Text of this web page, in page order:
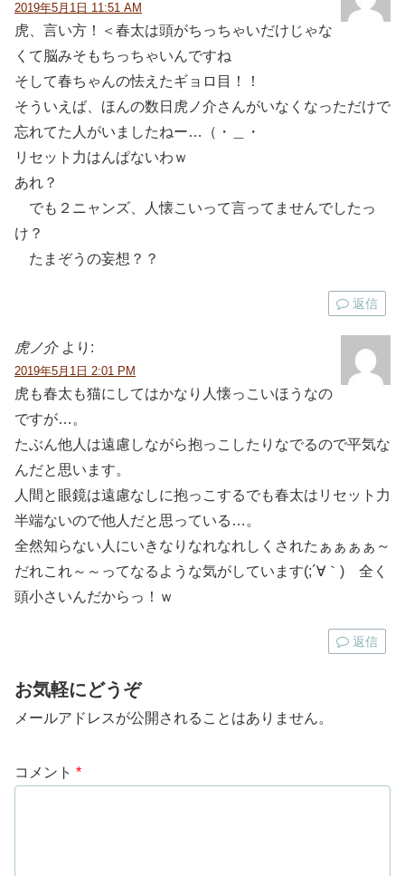
2019年5月1日 11:51 AM
虎、言い方！＜春太は頭がちっちゃいだけじゃな
くて脳みそもちっちゃいんですね
そして春ちゃんの怯えたギョロ目！！
そういえば、ほんの数日虎ノ介さんがいなくなっただけで
忘れてた人がいましたねー…（・＿・
リセット力はんぱないわｗ
あれ？
でも２ニャンズ、人懐こいって言ってませんでしたっ
け？
たまぞうの妄想？？
返信
虎ノ介 より:
2019年5月1日 2:01 PM
虎も春太も猫にしてはかなり人懐っこいほうなの
ですが…。
たぶん他人は遠慮しながら抱っこしたりなでるので平気な
んだと思います。
人間と眼鏡は遠慮なしに抱っこするでも春太はリセット力
半端ないので他人だと思っている…。
全然知らない人にいきなりなれなれしくされたぁぁぁぁ～
だれこれ～～ってなるような気がしています(;´∀｀) 全く
頭小さいんだからっ！ｗ
返信
お気軽にどうぞ
メールアドレスが公開されることはありません。
コメント *